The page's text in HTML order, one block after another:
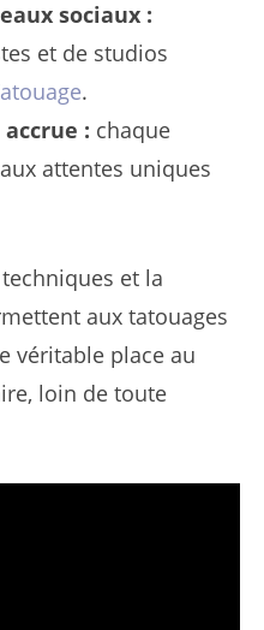
sociaux :
et de studios
.
: chaque
attentes uniques
et la
aux tatouages
véritable place au
loin de toute